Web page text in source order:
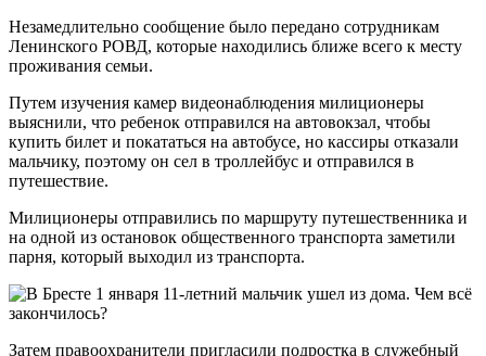
Незамедлительно сообщение было передано сотрудникам
Ленинского РОВД, которые находились ближе всего к месту
проживания семьи.
Путем изучения камер видеонаблюдения милиционеры
выяснили, что ребенок отправился на автовокзал, чтобы
купить билет и покататься на автобусе, но кассиры отказали
мальчику, поэтому он сел в троллейбус и отправился в
путешествие.
Милиционеры отправились по маршруту путешественника и
на одной из остановок общественного транспорта заметили
парня, который выходил из транспорта.
Затем правоохранители пригласили подростка в служебный